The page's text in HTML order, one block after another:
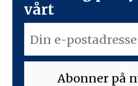
vårt